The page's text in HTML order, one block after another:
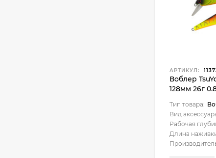
АРТИКУЛ:
Воблер
128мм 26г
Тип товара:
Вид
Рабочая
Длина